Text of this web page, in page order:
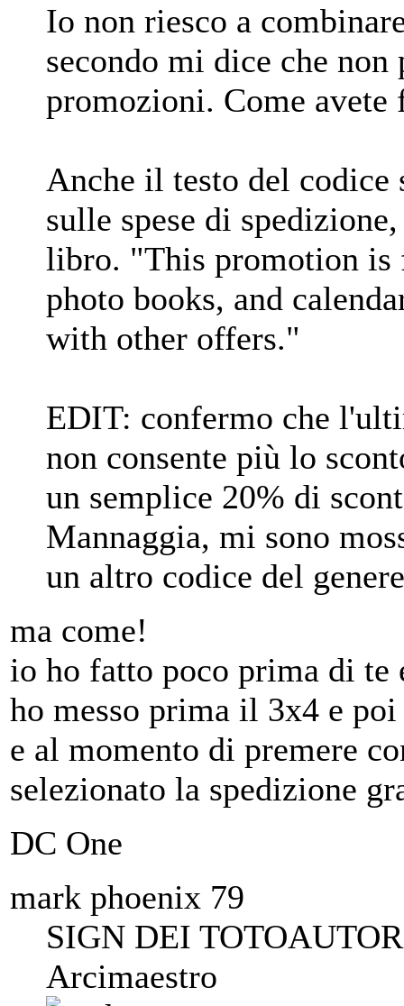
Io non riesco a
secondo mi dice che non
promozioni. Come avete
Anche il testo del codice
sulle spese di
libro. "This promotion
photo books, and
with other offers."
EDIT: confermo che
non consente più lo
un semplice 20% di
Mannaggia, mi sono
un altro codice del
ma come!
io ho fatto poco prima di te
ho messo prima il 3x4 e
e al momento di premere
selezionato la spedizione
DC One
mark phoenix 79
SIGN DEI
Arcimaestro